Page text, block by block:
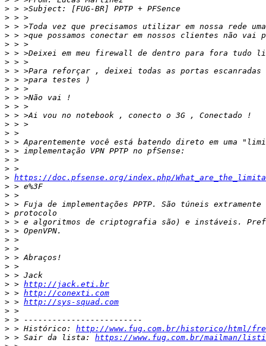
>
>
>
>
>
>
>
>
>
>
>
>
>
>
>
>
>
>
>
> https://doc.pfsense.org/index.php/
>
>
>
>
>
>
>
>
>
>
>
> > http://jack.eti.br
> > http://conexti.com
> > http://sys-squad.com
>
>
> > Histórico: http://www.fug.com.br/historico/html/
> > Sair da lista: https://www.fug.com.br/mailman/